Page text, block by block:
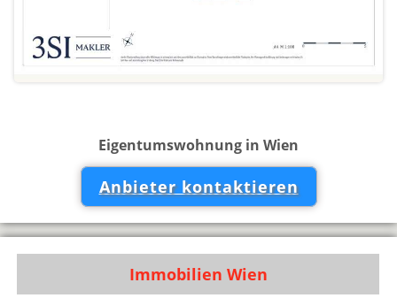
Eigentumswohnung in Wien
Anbieter kontaktieren
Immobilien Wien